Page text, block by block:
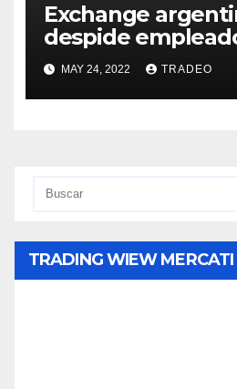
Exchange
despide
ocurrió?
MAY 24, 2022 TRADEO
TRADING WIEW MERCATI